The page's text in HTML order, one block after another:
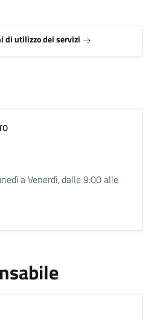
di utilizzo dei servizi
a Venerdì, dalle 9:00 alle